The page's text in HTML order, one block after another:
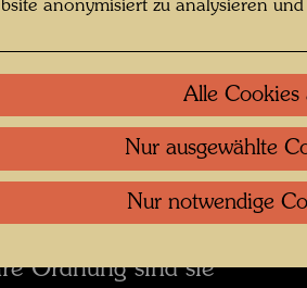
ausgewogene
und Tier. Sie sind
mit Vorexistenzrecht,
Dasein ermöglichen.
die Luft, die wir atmen,
die erneuerbaren
Schönheit, ihre
Ordnung sind sie
anonymisiert zu analysieren
Alle Cookies
Nur ausgewählte
Nur notwendige